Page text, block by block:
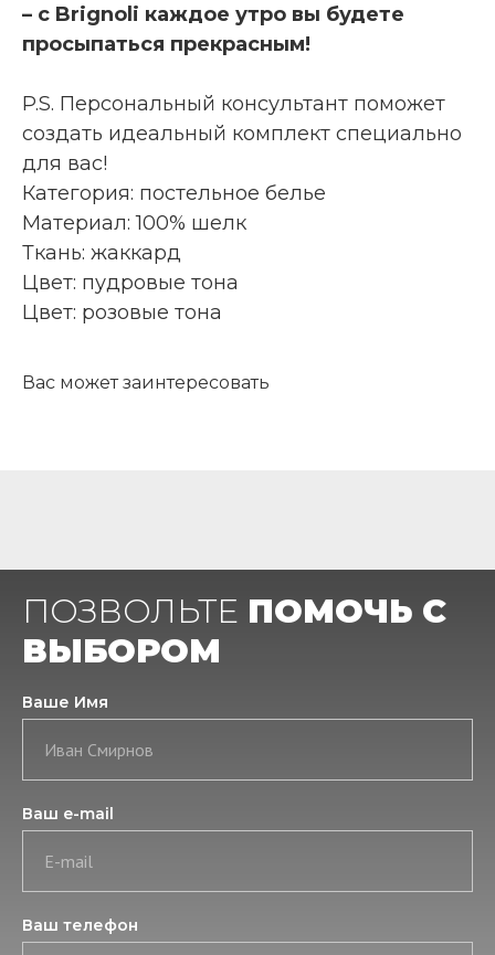
– с Brignoli каждое утро вы будете
просыпаться прекрасным!
P.S. Персональный консультант поможет
создать идеальный комплект специально
для вас!
Категория: постельное белье
Материал: 100% шелк
Ткань: жаккард
Цвет: пудровые тона
Цвет: розовые тона
Вас может заинтересовать
ПОЗВОЛЬТЕ ПОМОЧЬ С
ВЫБОРОМ
Ваше Имя
Иван Смирнов
Ваш e-mail
E-mail
Ваш телефон